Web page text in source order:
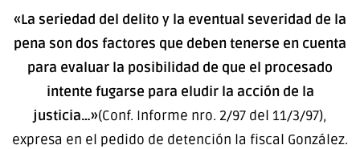
«La seriedad del delito y la eventual severidad de la
pena son dos factores que deben tenerse en cuenta
para evaluar la posibilidad de que el procesado
intente fugarse para eludir la acción de la
justicia…»(Conf. Informe nro. 2/97 del 11/3/97),
expresa en el pedido de detención la fiscal González.